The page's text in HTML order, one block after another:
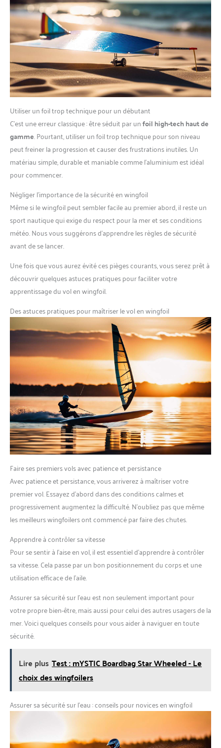
Utiliser un foil trop technique pour un débutant
C’est une erreur classique : être séduit par unfoil high-tech haut de
gamme. Pourtant, utiliser un foil trop technique pour son niveau
peut freiner la progression et causer des frustrations inutiles. Un
matériau simple, durable et maniable comme l’aluminium est idéal
pour commencer.
Négliger l’importance de la sécurité en wingfoil
Même si le wingfoil peut sembler facile au premier abord, il reste un
sport nautique qui exige du respect pour la mer et ses conditions
météo. Nous vous suggérons d’apprendre les règles de sécurité
avant de se lancer.
Une fois que vous aurez évité ces pièges courants, vous serez prêt à
découvrir quelques astuces pratiques pour faciliter votre
apprentissage du vol en wingfoil.
Des astuces pratiques pour maîtriser le vol en wingfoil
Faire ses premiers vols avec patience et persistance
Avec patience et persistance, vous arriverez à maîtriser votre
premier vol. Essayez d’abord dans des conditions calmes et
progressivement augmentez la difficulté. N’oubliez pas que même
les meilleurs wingfoilers ont commencé par faire des chutes.
Apprendre à contrôler sa vitesse
Pour se sentir à l’aise en vol, il est essentiel d’apprendre à contrôler
sa vitesse. Cela passe par un bon positionnement du corps et une
utilisation efficace de l’aile.
Assurer sa sécurité sur l’eau est non seulement important pour
votre propre bien-être, mais aussi pour celui des autres usagers de la
mer. Voici quelques conseils pour vous aider à naviguer en toute
sécurité.
Lire plus Test : mYSTIC Boardbag Star Wheeled - Le
choix des wingfoilers
Assurer sa sécurité sur l’eau : conseils pour novices en wingfoil